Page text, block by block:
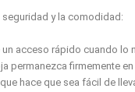
y la comodidad:
acceso rápido cuando lo
permanezca firmemente
hace que sea fácil de